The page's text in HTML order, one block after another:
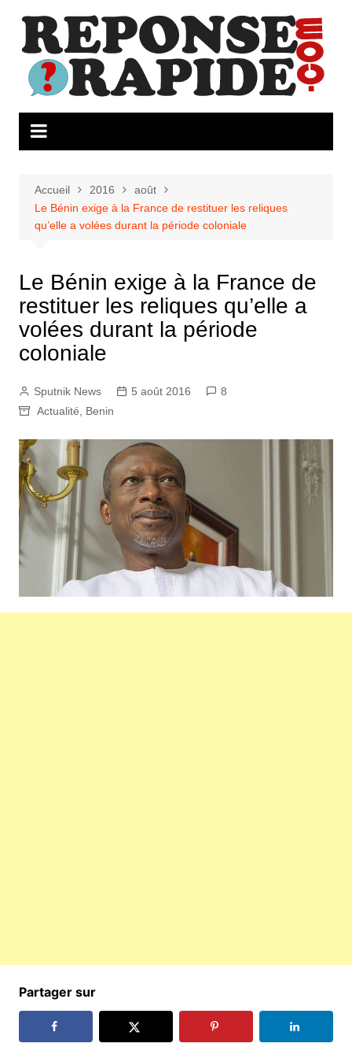
contenu
Accueil 2016
août
Le Bénin exige à la France de restituer les reliques
qu’elle a volées durant la période coloniale
Le Bénin exige à la France de
restituer les reliques qu’elle a
volées durant la période
coloniale
Sputnik News 5 août 2016
8
Actualité
Benin
Partager sur